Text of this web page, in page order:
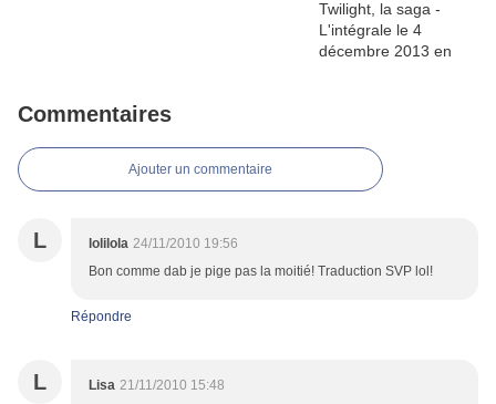
Commentaires
Ajouter un commentaire
L lolilola 24/11/2010 19:56
Bon comme dab je pige pas la moitié! Traduction SVP lol!
Répondre
L Lisa 21/11/2010 15:48